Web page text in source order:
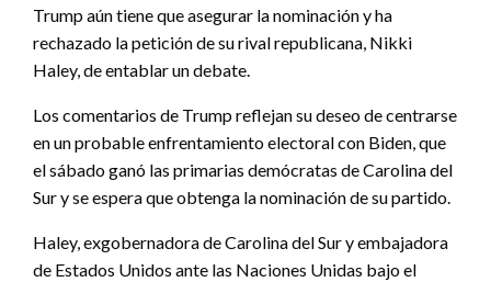
Trump aún tiene que asegurar la nominación y ha
rechazado la petición de su rival republicana, Nikki
Haley, de entablar un debate.
Los comentarios de Trump reflejan su deseo de centrarse
en un probable enfrentamiento electoral con Biden, que
el sábado ganó las primarias demócratas de Carolina del
Sur y se espera que obtenga la nominación de su partido.
Haley, exgobernadora de Carolina del Sur y embajadora
de Estados Unidos ante las Naciones Unidas bajo el